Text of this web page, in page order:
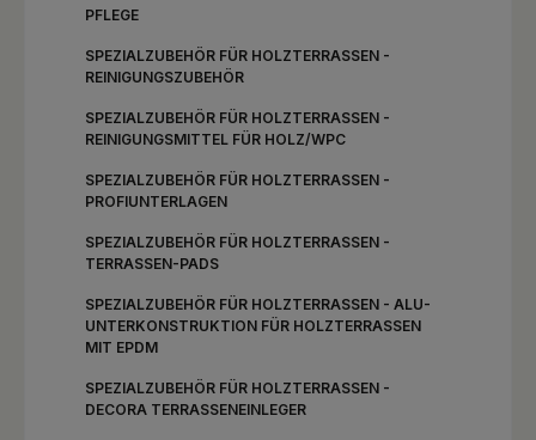
PFLEGE
SPEZIALZUBEHÖR FÜR HOLZTERRASSEN -
REINIGUNGSZUBEHÖR
SPEZIALZUBEHÖR FÜR HOLZTERRASSEN -
REINIGUNGSMITTEL FÜR HOLZ/WPC
SPEZIALZUBEHÖR FÜR HOLZTERRASSEN -
PROFIUNTERLAGEN
SPEZIALZUBEHÖR FÜR HOLZTERRASSEN -
TERRASSEN-PADS
SPEZIALZUBEHÖR FÜR HOLZTERRASSEN - ALU-
UNTERKONSTRUKTION FÜR HOLZTERRASSEN
MIT EPDM
SPEZIALZUBEHÖR FÜR HOLZTERRASSEN -
DECORA TERRASSENEINLEGER